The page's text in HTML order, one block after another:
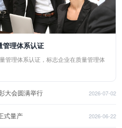
管理体系认证
管理体系认证，标志企业在质量管理体
大会圆满举行 2026-07-02
式量产 2026-06-22